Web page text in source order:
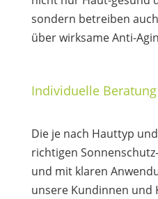
sondern betreiben
über wirksame Anti-
Individuelle Beratung
Die je nach Hauttyp
richtigen
und mit klaren
unsere Kundinnen und